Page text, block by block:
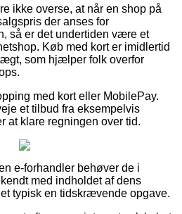
ikke overse, at når en shop på
der anses for
så er det undertiden være et
Køb med kort er imidlertid
som hjælper folk overfor
med kort eller MobilePay.
et tilbud fra eksempelvis
at klare regningen over tid.
e-forhandler behøver de i
med indholdet af dens
typisk en tidskrævende opgave.